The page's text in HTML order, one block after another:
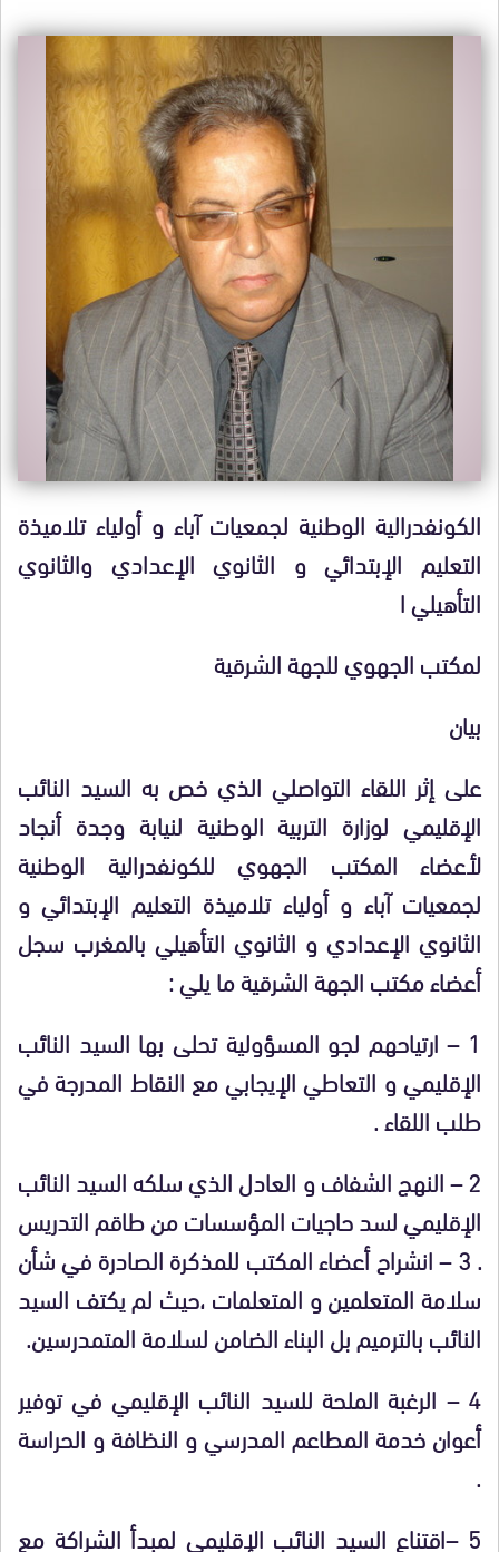
الكونفدرالية الوطنية لجمعيات آباء و أولياء تلاميذة
التعليم الإبتدائي و الثانوي الإعدادي والثانوي
التأهيلي ا
لمكتب الجهوي للجهة الشرقية
بيان
على إثر اللقاء التواصلي الذي خص به السيد النائب
الإقليمي لوزارة التربية الوطنية لنيابة وجدة أنجاد
لأعضاء المكتب الجهوي للكونفدرالية الوطنية
لجمعيات آباء و أولياء تلاميذة التعليم الإبتدائي و
الثانوي الإعدادي و الثانوي التأهيلي بالمغرب سجل
أعضاء مكتب الجهة الشرقية ما يلي :
1 – ارتياحهم لجو المسؤولية تحلى بها السيد النائب
الإقليمي و التعاطي الإيجابي مع النقاط المدرجة في
طلب اللقاء .
2 – النهج الشفاف و العادل الذي سلكه السيد النائب
الإقليمي لسد حاجيات المؤسسات من طاقم التدريس
. 3 – انشراح أعضاء المكتب للمذكرة الصادرة في شأن
سلامة المتعلمين و المتعلمات ،حيث لم يكتف السيد
النائب بالترميم بل البناء الضامن لسلامة المتمدرسين.
4 – الرغبة الملحة للسيد النائب الإقليمي في توفير
أعوان خدمة المطاعم المدرسي و النظافة و الحراسة
.
5 –اقتناع السيد النائب الإقليمي لمبدأ الشراكة مع